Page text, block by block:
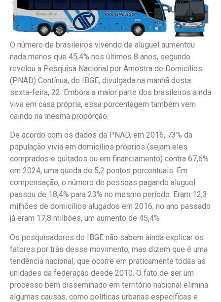
O número de brasileiros vivendo de aluguel aumentou
nada menos que 45,4% nos últimos 8 anos, segundo
revelou a Pesquisa Nacional por Amostra de Domicílios
(PNAD) Contínua, do IBGE, divulgada na manhã desta
sexta-feira, 22. Embora a maior parte dos brasileiros ainda
viva em casa própria, essa porcentagem também vem
caindo na mesma proporção.
De acordo com os dados da PNAD, em 2016, 73% da
população vivia em domicílios próprios (sejam eles
comprados e quitados ou em financiamento) contra 67,6%
em 2024, uma queda de 5,2 pontos porcentuais. Em
compensação, o número de pessoas pagando aluguel
passou de 18,4% para 23% no mesmo período. Eram 12,3
milhões de domicílios alugados em 2016; no ano passado
já eram 17,8 milhões, um aumento de 45,4%
Os pesquisadores do IBGE não sabem ainda explicar os
fatores por trás desse movimento, mas dizem que é uma
tendência nacional, que ocorre em praticamente todas as
unidades da federação desde 2010. O fato de ser um
processo bem disseminado em território nacional elimina
algumas causas, como políticas urbanas específicas e